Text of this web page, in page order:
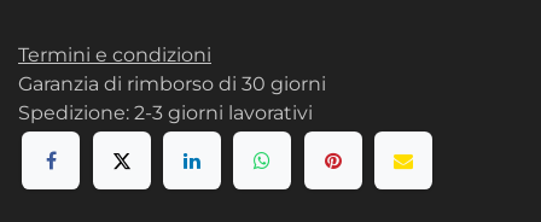
Termini e condizioni
Garanzia di rimborso di 30 giorni
Spedizione: 2-3 giorni lavorativi